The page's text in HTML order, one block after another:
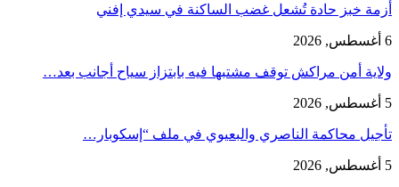
أزمة خبز حادة تُشعل غضب الساكنة في سيدي إفني
6 أغسطس, 2026
ولاية أمن مراكش توقف مشتبها فيه بابتزاز سياح أجانب بعد…
5 أغسطس, 2026
تأجيل محاكمة الناصري والبعيوي في ملف “إسكوبار…
5 أغسطس, 2026